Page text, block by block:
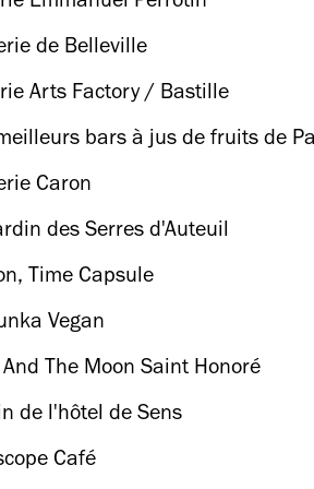
de Belleville
Arts Factory / Bastille
bars à jus de fruits de
Caron
des Serres d'Auteuil
Time Capsule
Vegan
The Moon Saint Honoré
de l'hôtel de Sens
Café